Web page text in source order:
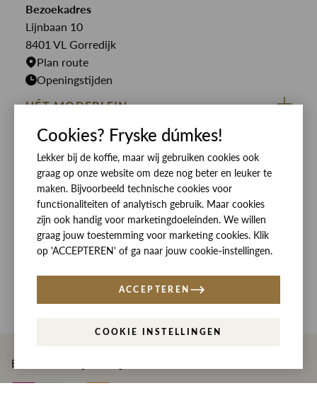
Bekijk alle merken >
Jurken
Rokken
Truien
T-shirts
Bezoekadres
Lijnbaan 10
8401 VL Gorredijk
Plan route
Openingstijden
HÉT MODEPLEIN
ZIJ VAN RINSMA
DE HEEREN VAN RINSMA
RINSMA.CONCEPTS
Eten en drinken
Openingstijden
Werken bij RINSMA
CUSTOMER CARE
Veelgestelde vragen
Retourneren & Ruilen
Betaalmethoden
Bezorgen
Contact
SOCIALS
ZIJ VAN RINSMA DE HEEREN VAN RINSMA
Betaal eenvoudig en veilig met
Cookies? Fryske dúmkes!
Lekker bij de koffie, maar wij gebruiken cookies ook
graag op onze website om deze nog beter en leuker te
maken. Bijvoorbeeld technische cookies voor
functionaliteiten of analytisch gebruik. Maar cookies
zijn ook handig voor marketingdoeleinden. We willen
graag jouw toestemming voor marketing cookies. Klik
op 'ACCEPTEREN' of ga naar jouw cookie-instellingen.
COOKIE INSTELLINGEN
ACCEPTEREN